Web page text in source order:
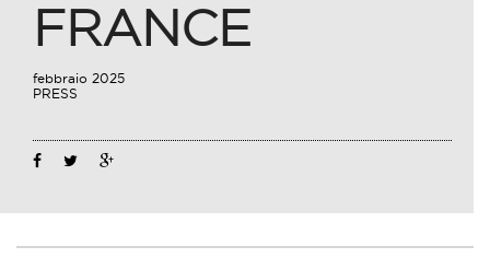
FRANCE
febbraio 2025
PRESS